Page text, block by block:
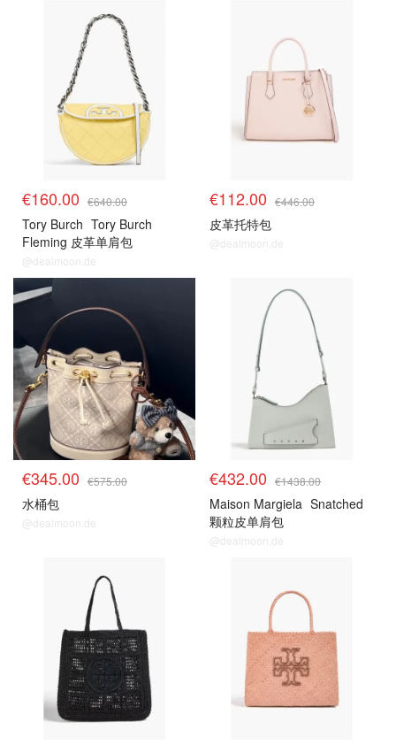
€160.00 €640.00
Tory Burch Tory Burch
Fleming 皮革单肩包
@dealmoon.de
€112.00 €446.00
皮革托特包
@dealmoon.de
€345.00 €575.00
水桶包
@dealmoon.de
€432.00 €1438.00
Maison Margiela Snatched
颗粒皮单肩包
@dealmoon.de